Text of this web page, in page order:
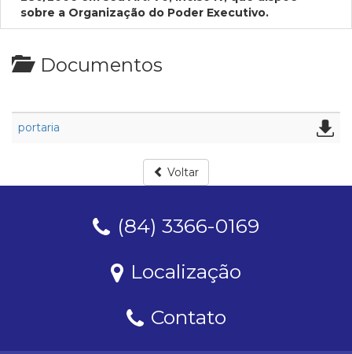
sobre a Organização do Poder Executivo.
Documentos
portaria
Voltar
(84) 3366-0169
Localização
Contato